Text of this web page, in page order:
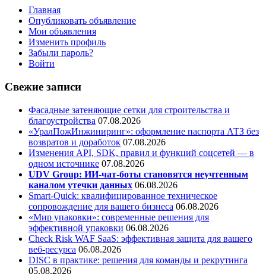
Главная
Опубликовать объявление
Мои объявления
Изменить профиль
Забыли пароль?
Войти
Свежие записи
Фасадные затеняющие сетки для строительства и
благоустройства 07.08.2026
«УралПожИнжиниринг»: оформление паспорта АТЗ без
возвратов и доработок 07.08.2026
Изменения API, SDK, правил и функций соцсетей — в
одном источнике 07.08.2026
UDV Group: ИИ-чат-боты становятся неучтенным
каналом утечки данных 06.08.2026
Smart-Quick: квалифицированное техническое
сопровождение для вашего бизнеса 06.08.2026
«Мир упаковки»: современные решения для
эффективной упаковки 06.08.2026
Check Risk WAF SaaS: эффективная защита для вашего
веб-ресурса 06.08.2026
DISC в практике: решения для команды и рекрутинга
05.08.2026